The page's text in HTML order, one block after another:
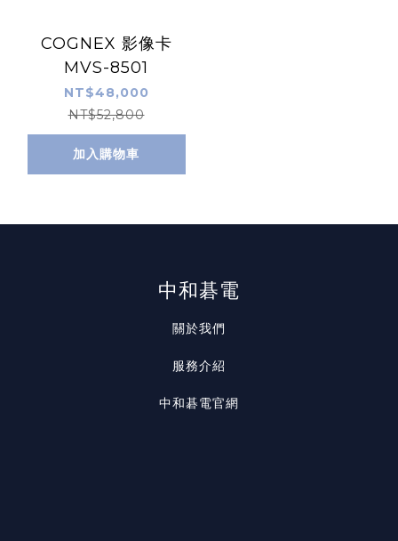
COGNEX 影像卡
MVS-8501
NT$48,000
NT$52,800
加入購物車
中和碁電
關於我們
服務介紹
中和碁電官網